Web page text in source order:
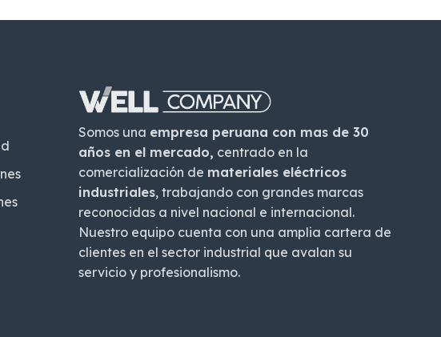
Somos una empresa peruana con mas de 30
años en el mercado, centrado en la
comercialización de materiales eléctricos
industriales, trabajando con grandes marcas
reconocidas a nivel nacional e internacional.
Nuestro equipo cuenta con una amplia cartera de
clientes en el sector industrial que avalan su
servicio y profesionalismo.